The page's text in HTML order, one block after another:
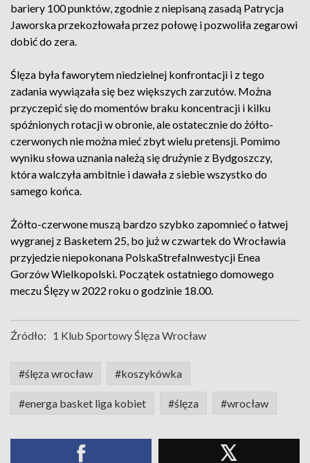
bariery 100 punktów, zgodnie z niepisaną zasadą Patrycja
Jaworska przekozłowała przez połowę i pozwoliła zegarowi
dobić do zera.
Ślęza była faworytem niedzielnej konfrontacji i z tego
zadania wywiązała się bez większych zarzutów. Można
przyczepić się do momentów braku koncentracji i kilku
spóźnionych rotacji w obronie, ale ostatecznie do żółto-
czerwonych nie można mieć zbyt wielu pretensji. Pomimo
wyniku słowa uznania należą się drużynie z Bydgoszczy,
która walczyła ambitnie i dawała z siebie wszystko do
samego końca.
Żółto-czerwone muszą bardzo szybko zapomnieć o łatwej
wygranej z Basketem 25, bo już w czwartek do Wrocławia
przyjedzie niepokonana PolskaStrefaInwestycji Enea
Gorzów Wielkopolski. Początek ostatniego domowego
meczu Ślęzy w 2022 roku o godzinie 18.00.
Źródło: 1 Klub Sportowy Ślęza Wrocław
#ślęza wrocław #koszykówka
#energa basket liga kobiet #ślęza #wrocław